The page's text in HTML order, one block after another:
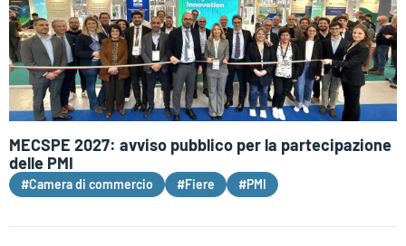
MECSPE 2027: avviso pubblico per la partecipazione
delle PMI
#Camera di commercio #Fiere #PMI